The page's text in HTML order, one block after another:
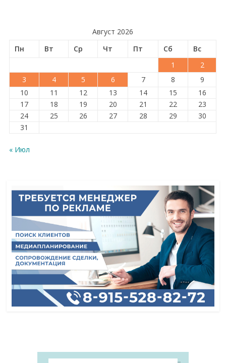
Август 2026
Пн
Вт Ср Чт Пт Сб
Вс
1
2
3
4 5 6 7 8
9
10
11 12 13 14 15
16
17
18 19 20 21 22
23
24
25 26 27 28 29
30
31
« Июл